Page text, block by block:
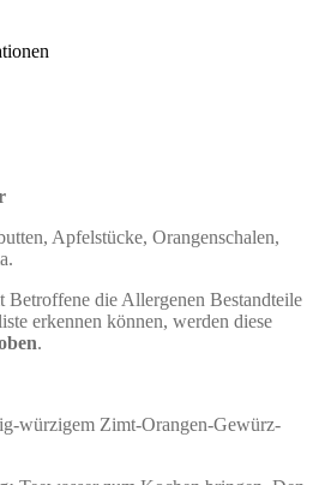
Apfelstücke, Orangenschalen,
Betroffene die Allergenen Bestandteile
erkennen können, werden diese
.
würzigem Zimt-Orangen-Gewürz-